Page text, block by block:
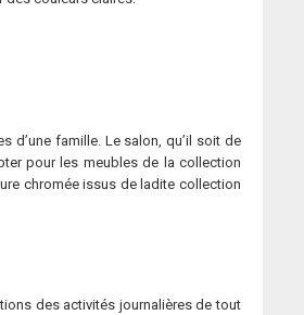
d’une famille. Le salon, qu’il soit de
pour les meubles de la collection
chromée issus de ladite collection
des activités journalières de tout